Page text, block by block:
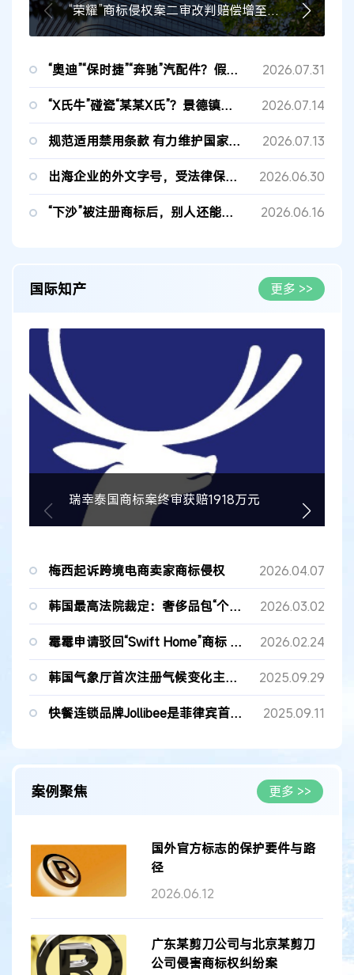
“荣耀”商标侵权案二审改判赔偿增至3000万元
“奥迪”“保时捷”“奔驰”汽配件？假的！ 2026.07.31
“X氏牛”碰瓷“某某X氏”？景德镇法院：牛骨粉系通用名称，驳回商标侵权诉求 2026.07.14
规范适用禁用条款 有力维护国家功勋人物形象 2026.07.13
出海企业的外文字号，受法律保护！ 2026.06.30
“下沙”被注册商标后，别人还能卖“下沙烧卖”吗？ 2026.06.16
国际知产 更多 >>
瑞幸泰国商标案终审获赔1918万元
梅西起诉跨境电商卖家商标侵权 2026.04.07
韩国最高法院裁定：奢侈品包“个人用途改制”不构成商标侵权 2026.03.02
霉霉申请驳回“Swift Home”商标 指控字体侵权致消费者混淆 2026.02.24
韩国气象厅首次注册气候变化主题商标“甜辣气候” 2025.09.29
快餐连锁品牌Jollibee是菲律宾首个注册的著名商标。 2025.09.11
案例聚焦 更多 >>
国外官方标志的保护要件与路
径
2026.06.12
广东某剪刀公司与北京某剪刀
公司侵害商标权纠纷案